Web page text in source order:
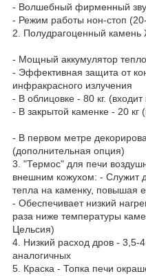
- Волшебный фирменный
- Режим работы нон-стоп
2. Полудрагоценный камень
- Мощный аккумулятор
- Эффективная защита от
инфракрасного излучения
- В облицовке - 80 кг. (входит
- В закрытой каменке - 20 кг
- В первом метре
(дополнительная опция)
3. "Термос" для печи
внешним кожухом: - Служит
тепла на каменку, повышая
- Обеспечивает низкий
раза ниже температуры
Цельсия)
4. Низкий расход дров - 3,5-
аналогичных
5. Краска - Топка печи